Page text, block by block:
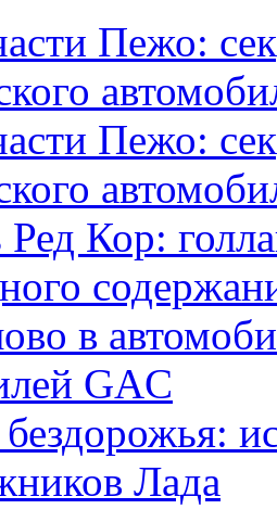
Пежо:
Пежо:
Кор:
в
GAC
Лада